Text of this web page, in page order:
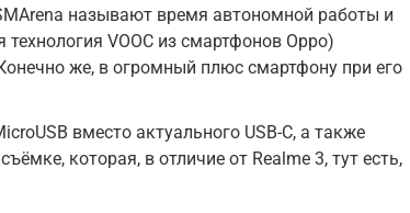
называют время автономной работы и
технология VOOC из смартфонов Oppo)
же, в огромный плюс смартфону при его
вместо актуального USB-C, а также
которая, в отличие от Realme 3, тут есть,